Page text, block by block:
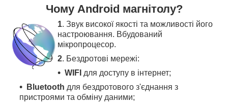
Чому Android магнітолу?
1. Звук високої якості та можливості його
настроювання. Вбудований
мікропроцесор.
2. Бездротові мережі:
WIFI для доступу в інтернет;
Bluetooth для бездротового з'єднання з
пристроями та обміну даними;